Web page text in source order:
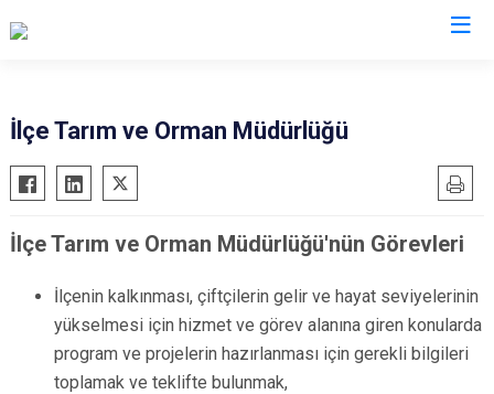
Ahmetli
Akhisar
Alaşehir
Gölmarmara
Gördes
Kırkağaç
Saruhanlı
Soma
Turgutlu
Şehzadeler
İlçe Tarım ve Orman Müdürlüğü
İlçe Tarım ve Orman Müdürlüğü'nün Görevleri
İlçenin kalkınması, çiftçilerin gelir ve hayat seviyelerinin
yükselmesi için hizmet ve görev alanına giren konularda
program ve projelerin hazırlanması için gerekli bilgileri
toplamak ve teklifte bulunmak,